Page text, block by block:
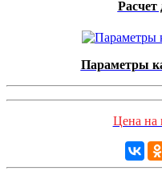
Параметры
Цена на